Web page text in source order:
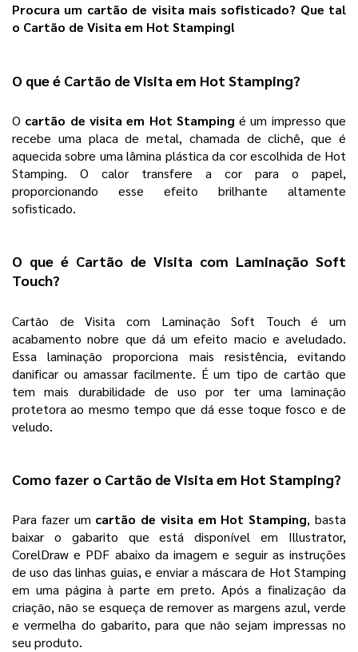
Procura um cartão de visita mais sofisticado? Que tal
o Cartão de Visita em Hot Stamping!
O que é Cartão de Visita em Hot Stamping?
O cartão de visita em Hot Stamping é um impresso que
recebe uma placa de metal, chamada de clichê, que é
aquecida sobre uma lâmina plástica da cor escolhida de Hot
Stamping. O calor transfere a cor para o papel,
proporcionando esse efeito brilhante altamente
sofisticado.
O que é Cartão de Visita com Laminação Soft
Touch?
Cartão de Visita com Laminação Soft Touch é um
acabamento nobre que dá um efeito macio e aveludado.
Essa laminação proporciona mais resistência, evitando
danificar ou amassar facilmente. É um tipo de cartão que
tem mais durabilidade de uso por ter uma laminação
protetora ao mesmo tempo que dá esse toque fosco e de
veludo.
Como fazer o Cartão de Visita em Hot Stamping?
Para fazer um cartão de visita em Hot Stamping, basta
baixar o gabarito que está disponível em Illustrator,
CorelDraw e PDF abaixo da imagem e seguir as instruções
de uso das linhas guias, e enviar a máscara de Hot Stamping
em uma página à parte em preto. Após a finalização da
criação, não se esqueça de remover as margens azul, verde
e vermelha do gabarito, para que não sejam impressas no
seu produto.